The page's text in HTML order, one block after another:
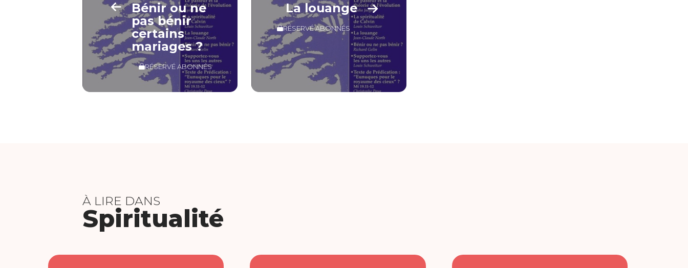
Bénir ou ne
pas bénir
certains
mariages ?
RÉSERVÉ ABONNÉS
La louange
RÉSERVÉ ABONNÉS
À LIRE DANS
Spiritualité